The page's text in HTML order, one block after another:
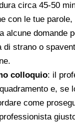
circa 45-50
con le tue
alcune domande
di strano o
colloquio: il
e, se
come